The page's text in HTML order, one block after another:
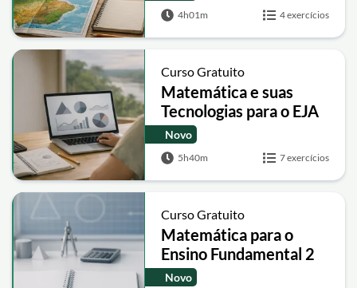
4h01m 4 exercícios
Curso Gratuito
Matemática e suas
Tecnologias para o EJA
Novo
5h40m 7 exercícios
Curso Gratuito
Matemática para o
Ensino Fundamental 2
Novo